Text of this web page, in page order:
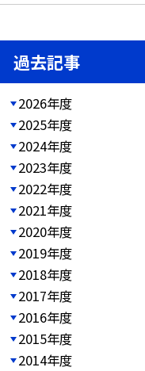
過去記事
2026年度
2025年度
2024年度
2023年度
2022年度
2021年度
2020年度
2019年度
2018年度
2017年度
2016年度
2015年度
2014年度